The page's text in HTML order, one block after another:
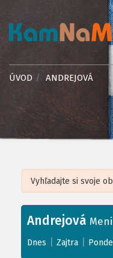
ÚVOD ANDREJOVÁ
+
−
Leaflet| ©OpenStreetMap,
Andrejová
Dnes Zajtra